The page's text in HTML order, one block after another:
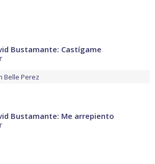
Bustamante: Castígame
Belle Perez
Bustamante: Me arrepiento